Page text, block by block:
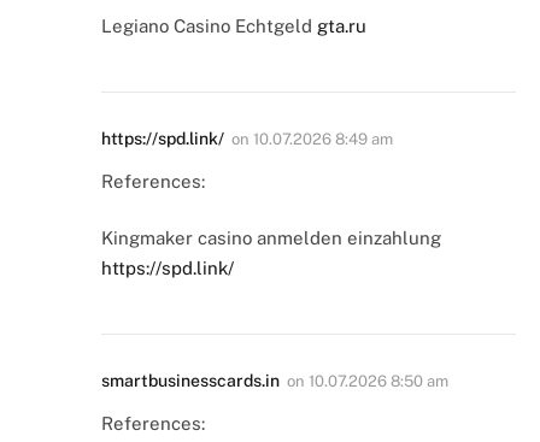
Legiano Casino Echtgeld gta.ru
https://spd.link/ on 10.07.2026 8:49 am
References:
Kingmaker casino anmelden einzahlung
https://spd.link/
smartbusinesscards.in on 10.07.2026 8:50 am
References: